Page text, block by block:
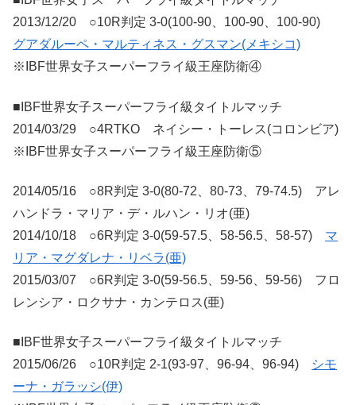
2013/12/20 ○10R判定 3-0(100-90、100-90、100-90)
グアダルーペ・マルティネス・グスマン(メキシコ)
※IBF世界女子スーパーフライ級王座防衛④
■IBF世界女子スーパーフライ級タイトルマッチ
2014/03/29 ○4RTKO ネイシー・トーレス(コロンビア)
※IBF世界女子スーパーフライ級王座防衛⑤
2014/05/16 ○8R判定 3-0(80-72、80-73、79-74.5) アレ
ハンドラ・マリア・デ・ルハン・リオ(亜)
2014/10/18 ○6R判定 3-0(59-57.5、58-56.5、58-57) マ
リア・マグダレナ・リベラ(亜)
2015/03/07 ○6R判定 3-0(59-56.5、59-56、59-56) フロ
レンシア・ロクサナ・カンテロス(亜)
■IBF世界女子スーパーフライ級タイトルマッチ
2015/06/26 ○10R判定 2-1(93-97、96-94、96-94)
シモ
ーナ・ガラッシ(伊)